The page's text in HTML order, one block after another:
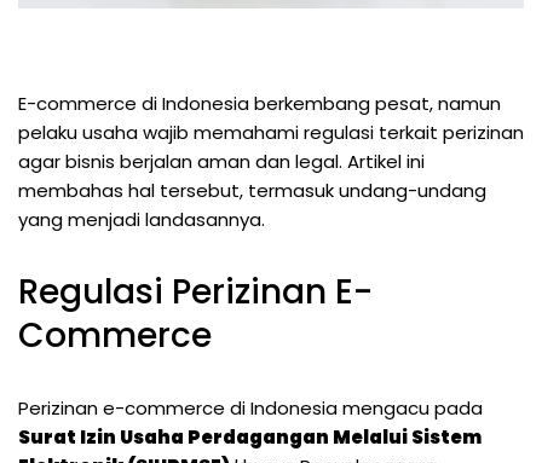
E-commerce di Indonesia berkembang pesat, namun
pelaku usaha wajib memahami regulasi terkait perizinan
agar bisnis berjalan aman dan legal. Artikel ini
membahas hal tersebut, termasuk undang-undang
yang menjadi landasannya.
Regulasi Perizinan E-
Commerce
Perizinan e-commerce di Indonesia mengacu pada
Surat Izin Usaha Perdagangan Melalui Sistem